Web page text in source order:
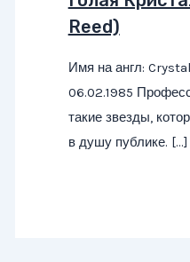
Reed)
Имя на англ:
06.02.1985
такие звезды,
в душу публике. […]